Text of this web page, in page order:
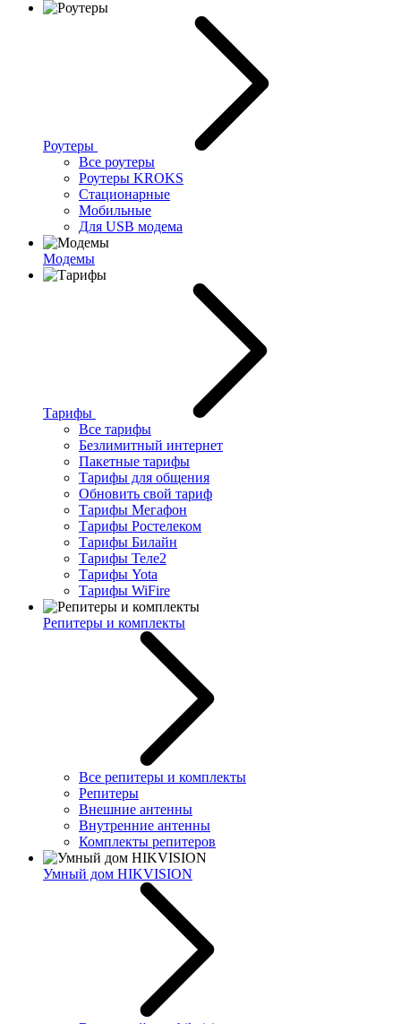
Роутеры
Все роутеры
Роутеры KROKS
Стационарные
Мобильные
Для USB модема
Модемы
Тарифы
Все тарифы
Безлимитный интернет
Пакетные тарифы
Тарифы для общения
Обновить свой тариф
Тарифы Мегафон
Тарифы Ростелеком
Тарифы Билайн
Тарифы Теле2
Тарифы Yota
Тарифы WiFire
Репитеры и комплекты
Все репитеры и комплекты
Репитеры
Внешние антенны
Внутренние антенны
Комплекты репитеров
Умный дом HIKVISION